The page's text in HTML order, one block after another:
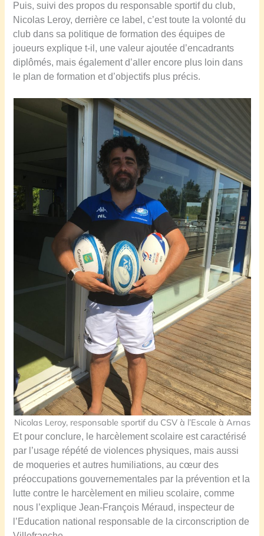
Puis, suivi des propos du responsable sportif du club,
Nicolas Leroy, derrière ce label, c’est toute la volonté du
club dans sa politique de formation des équipes de
joueurs explique t-il, une valeur ajoutée d’encadrants
diplômés, mais également d’aller encore plus loin dans
le plan de formation et d’objectifs plus précis.
Nicolas Leroy, responsable sportif du CSV à l’Escale à Arnas
Et pour conclure, le harcèlement scolaire est caractérisé
par l’usage répété de violences physiques, mais aussi
de moqueries et autres humiliations, au cœur des
préoccupations gouvernementales par la prévention et la
lutte contre le harcèlement en milieu scolaire, comme
nous l’explique Jean-François Méraud, inspecteur de
l’Education national responsable de la circonscription de